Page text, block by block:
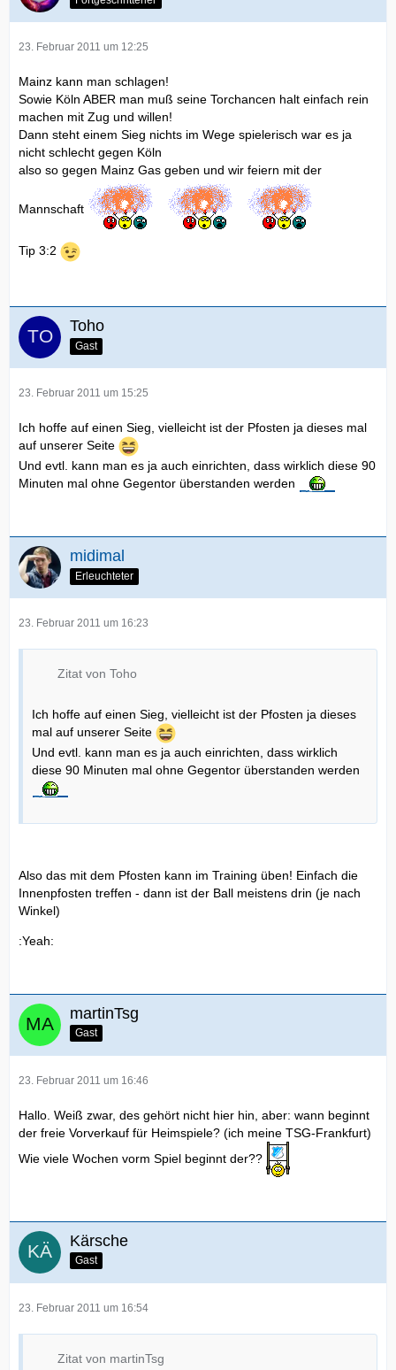
23. Februar 2011 um 12:25
Mainz kann man schlagen!
Sowie Köln ABER man muß seine Torchancen halt einfach rein
machen mit Zug und willen!
Dann steht einem Sieg nichts im Wege spielerisch war es ja
nicht schlecht gegen Köln
also so gegen Mainz Gas geben und wir feiern mit der
Mannschaft
Tip 3:2
Toho
Gast
23. Februar 2011 um 15:25
Ich hoffe auf einen Sieg, vielleicht ist der Pfosten ja dieses mal
auf unserer Seite
Und evtl. kann man es ja auch einrichten, dass wirklich diese 90
Minuten mal ohne Gegentor überstanden werden
midimal
Erleuchteter
23. Februar 2011 um 16:23
Zitat von Toho
Ich hoffe auf einen Sieg, vielleicht ist der Pfosten ja dieses
mal auf unserer Seite
Und evtl. kann man es ja auch einrichten, dass wirklich
diese 90 Minuten mal ohne Gegentor überstanden werden
Also das mit dem Pfosten kann im Training üben! Einfach die
Innenpfosten treffen - dann ist der Ball meistens drin (je nach
Winkel)
:Yeah:
martinTsg
Gast
23. Februar 2011 um 16:46
Hallo. Weiß zwar, des gehört nicht hier hin, aber: wann beginnt
der freie Vorverkauf für Heimspiele? (ich meine TSG-Frankfurt)
Wie viele Wochen vorm Spiel beginnt der??
Kärsche
Gast
23. Februar 2011 um 16:54
Zitat von martinTsg